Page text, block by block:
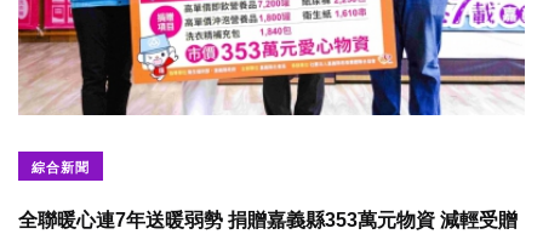
綜合新聞
全聯暖心連7年送暖弱勢 捐贈嘉義縣353萬元物資 減輕受贈